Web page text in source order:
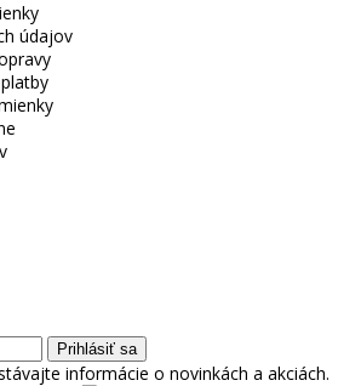
údajov
Prihlásiť sa
informácie o novinkách a akciách.